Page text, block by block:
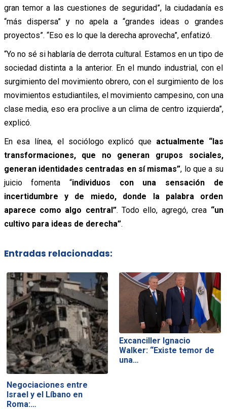
gran temor a las cuestiones de seguridad”, la ciudadanía es
“más dispersa” y no apela a “grandes ideas o grandes
proyectos”. “Eso es lo que la derecha aprovecha”, enfatizó.
“Yo no sé si hablaría de derrota cultural. Estamos en un tipo de
sociedad distinta a la anterior. En el mundo industrial, con el
surgimiento del movimiento obrero, con el surgimiento de los
movimientos estudiantiles, el movimiento campesino, con una
clase media, eso era proclive a un clima de centro izquierda”,
explicó.
En esa línea, el sociólogo explicó que actualmente “las
transformaciones, que no generan grupos sociales,
generan identidades centradas en sí mismas”, lo que a su
juicio fomenta “individuos con una sensación de
incertidumbre y de miedo, donde la palabra orden
aparece como algo central”. Todo ello, agregó, crea “un
cultivo para ideas de derecha”.
Entradas relacionadas:
Negociaciones entre
Israel y el Líbano en
Roma:…
Excanciller Ignacio
Walker: “Existe temor de
una…